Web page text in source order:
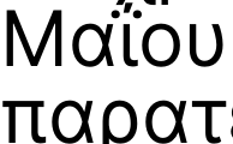
Μαΐου